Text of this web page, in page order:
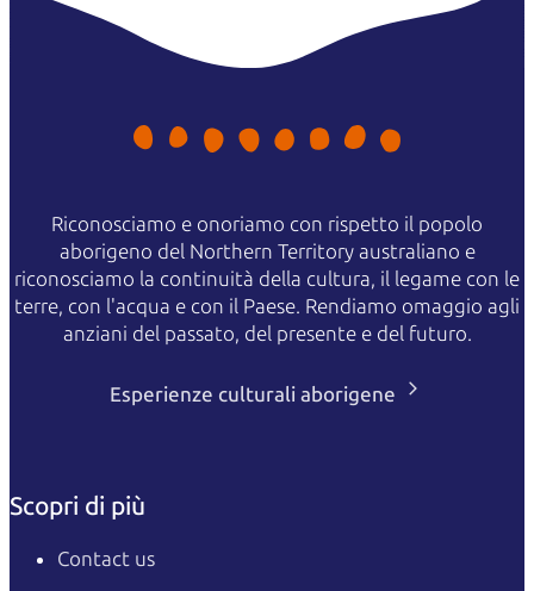
Riconosciamo e onoriamo con rispetto il popolo
aborigeno del Northern Territory australiano e
riconosciamo la continuità della cultura, il legame con le
terre, con l'acqua e con il Paese. Rendiamo omaggio agli
anziani del passato, del presente e del futuro.
Esperienze culturali aborigene
Scopri di più
Contact us